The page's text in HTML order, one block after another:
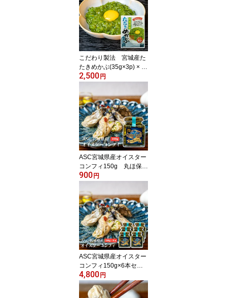
シー 低カロリー 海
藻 ミネラル 食物繊維
こだわり製法 宮城産た
たきめかぶ(35g×3p) × 1
0個入 めかぶ 丸ほ保原商
城 国産 ヘルシー 低
カロリー ミネラル 食
物繊維
2,500 円
ASC宮城県産オイスター
コンフィ150g 丸ほ保原
商店 おつまみ ASC認
け ギフト 人気商品
リピーター多数
900 円
ASC宮城県産オイスター
コンフィ150g×6本セッ
ト 丸ほ保原商店 おつ
まみ かき オイル漬
け ギフト リピーター
4,800 円